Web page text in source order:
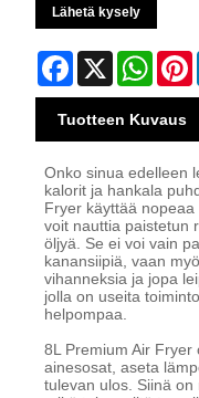
Lähetä kysely
Facebook
X
Tuotteen Kuvaus
Onko sinua edelleen
kalorit ja hankala
Fryer käyttää
voit nauttia paistetun
öljyä. Se ei voi vain
kanansiipiä, vaan
vihanneksia ja jopa
jolla on useita
helpompaa.
8L Premium Air
ainesosat, aseta
tulevan ulos. Siinä